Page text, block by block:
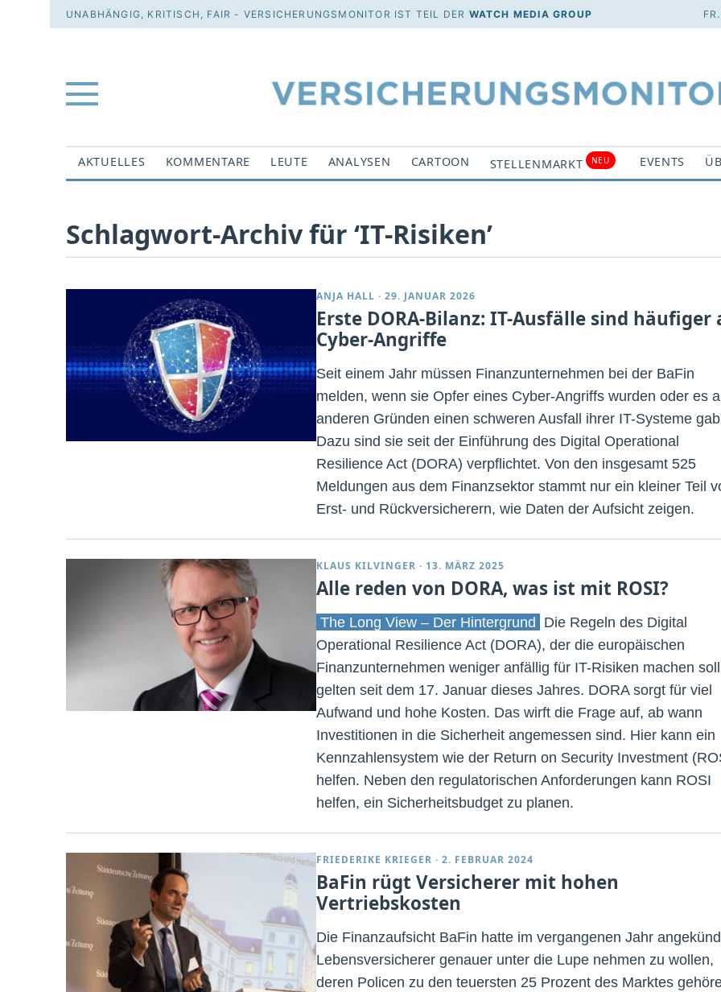
UNABHÄNGIG, KRITISCH, FAIR - VERSICHERUNGSMONITOR IST TEIL DER WATCH MEDIA GROUP
AKTUELLES KOMMENTARE LEUTE ANALYSEN CARTOON STELLENMARKT NEU EVENTS
Schlagwort-Archiv für ‘IT-Risiken’
ANJA HALL · 29. JANUAR 2026
Erste DORA-Bilanz: IT-Ausfälle sind häufiger
Cyber-Angriffe
Seit einem Jahr müssen Finanzunternehmen bei der BaFin
melden, wenn sie Opfer eines Cyber-Angriffs wurden oder es
anderen Gründen einen schweren Ausfall ihrer IT-Systeme
Dazu sind sie seit der Einführung des Digital Operational
Resilience Act (DORA) verpflichtet. Von den insgesamt 525
Meldungen aus dem Finanzsektor stammt nur ein kleiner Teil
Erst- und Rückversicherern, wie Daten der Aufsicht zeigen.
KLAUS KILVINGER · 13. MÄRZ 2025
Alle reden von DORA, was ist mit ROSI?
The Long View – Der Hintergrund Die Regeln des Digital
Operational Resilience Act (DORA), der die europäischen
Finanzunternehmen weniger anfällig für IT-Risiken machen
gelten seit dem 17. Januar dieses Jahres. DORA sorgt für viel
Aufwand und hohe Kosten. Das wirft die Frage auf, ab wann
Investitionen in die Sicherheit angemessen sind. Hier kann ein
Kennzahlensystem wie der Return on Security Investment
helfen. Neben den regulatorischen Anforderungen kann ROSI
helfen, ein Sicherheitsbudget zu planen.
FRIEDERIKE KRIEGER · 2. FEBRUAR 2024
BaFin rügt Versicherer mit hohen
Vertriebskosten
Die Finanzaufsicht BaFin hatte im vergangenen Jahr
Lebensversicherer genauer unter die Lupe nehmen zu wollen,
deren Policen zu den teuersten 25 Prozent des Marktes